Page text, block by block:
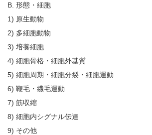
B. 形態・細胞
1) 原生動物
2) 多細胞動物
3) 培養細胞
4) 細胞骨格・細胞外基質
5) 細胞周期・細胞分裂・細胞運動
6) 鞭毛・繊毛運動
7) 筋収縮
8) 細胞内シグナル伝達
9) その他